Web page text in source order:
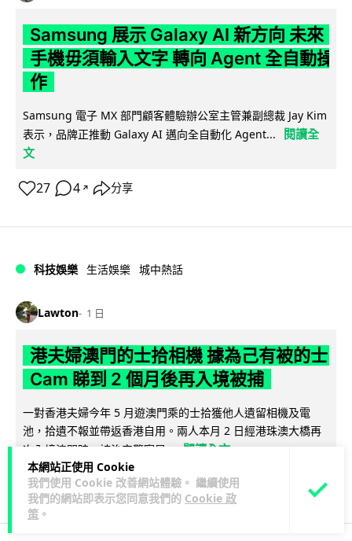
本網站正使用 Cookie
我們使用 Cookie 改善網站體驗。 繼續使用
我們的網站即表示您同意我們的 Cookie 政
策 。
Samsung 展示 Galaxy AI 新方向 未來
手機毋須輸入文字 轉向 Agent 全自動操
作
Samsung 電子 MX 部門顧客體驗辦公室主管兼副總裁 Jay Kim
表示，品牌正推動 Galaxy AI 邁向全自動化 Agent...
閱讀全
文
27 4 ↗ 分享
科技娛樂 生活娛樂 城中熱話
Lawton 1 日
港夫婦澳門的士拾相機 據為己有被的士
Cam 睇到 2 個月後再入境被捕
一對香港夫婦今年 5 月遊澳門乘的士拾獲他人遺留相機及電
池，拾遺不報並帶返香港自用。兩人本月 2 日經港珠澳大橋再
次入境澳門時，被治安警察局... 閱讀全文
532 75 ↗ 分享